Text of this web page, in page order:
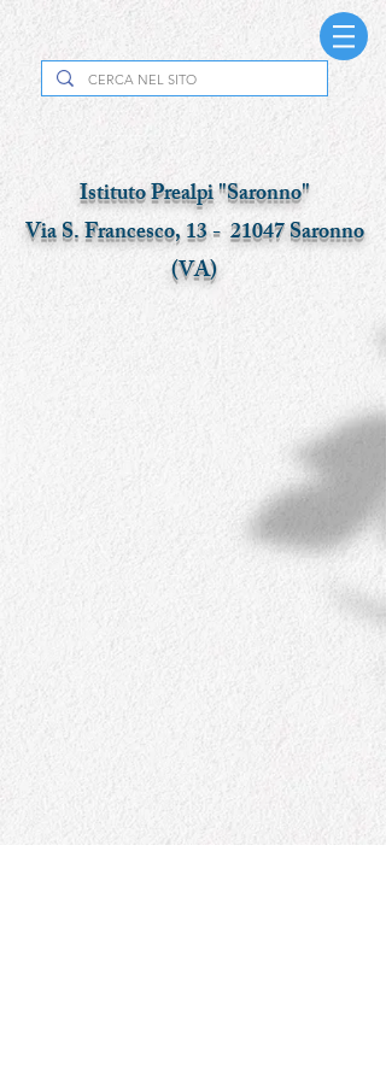
Istituto Prealpi "Saronno"
Via S. Francesco, 13 - 21047 Saronno
(VA)